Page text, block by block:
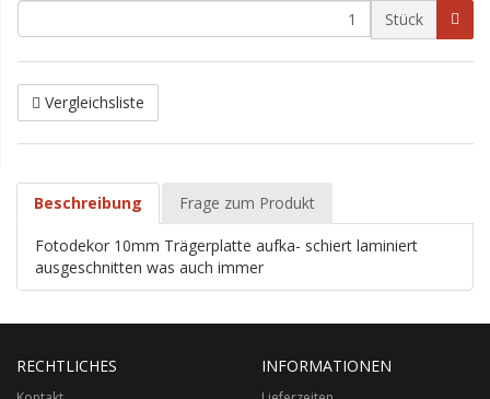
Stück
Vergleichsliste
Beschreibung Frage zum Produkt
Fotodekor 10mm Trägerplatte aufka- schiert laminiert
ausgeschnitten was auch immer
RECHTLICHES INFORMATIONEN